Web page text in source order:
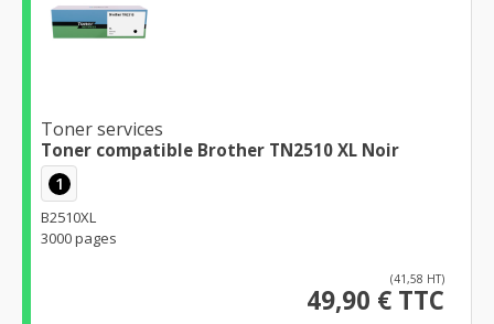
Toner services
Toner compatible Brother TN2510 XL Noir
1
B2510XL
3000 pages
(41,58 HT)
49,90 € TTC